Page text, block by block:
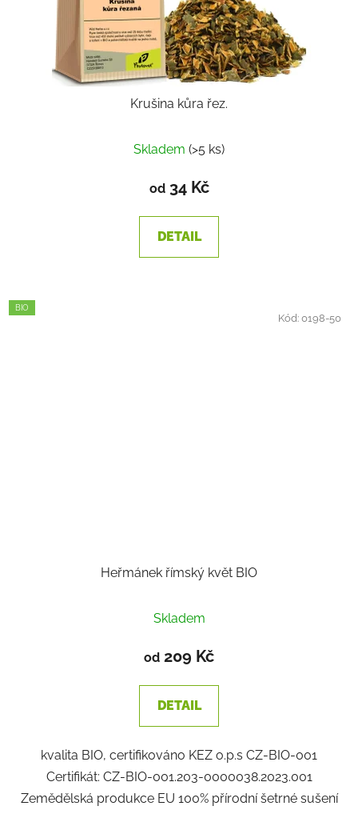
Krušina kůra řez.
Skladem (>5 ks)
od34 Kč
DETAIL
BIO
Heřmánek římský květ BIO
Skladem
od 209 Kč
DETAIL
kvalita BIO, certifikováno KEZ o.p.s CZ-BIO-001
Certifikát: CZ-BIO-001.203-0000038.2023.001
Zemědělská produkce EU 100% přírodní šetrné sušení
Kód:0198-50